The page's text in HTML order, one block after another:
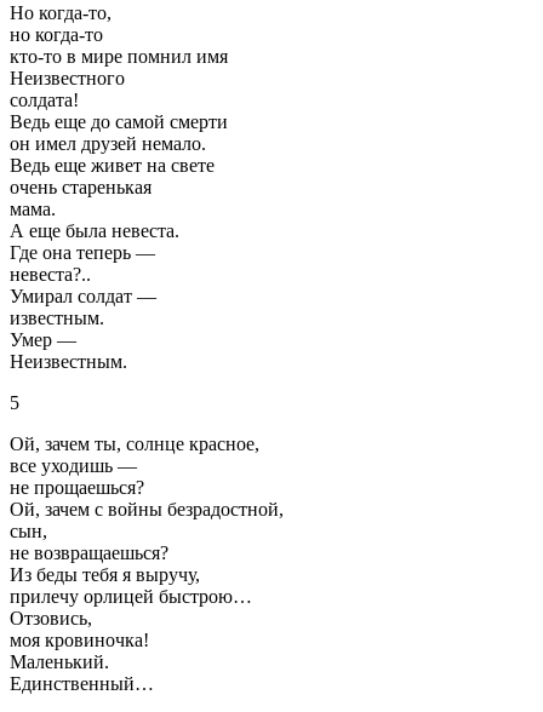
Но когда-то,
но когда-то
кто-то в мире помнил имя
Неизвестного
солдата!
Ведь еще до самой смерти
он имел друзей немало.
Ведь еще живет на свете
очень старенькая
мама.
А еще была невеста.
Где она теперь —
невеста?..
Умирал солдат —
известным.
Умер —
Неизвестным.
5
Ой, зачем ты, солнце красное,
все уходишь —
не прощаешься?
Ой, зачем с войны безрадостной,
сын,
не возвращаешься?
Из беды тебя я выручу,
прилечу орлицей быстрою…
Отзовись,
моя кровиночка!
Маленький.
Единственный…